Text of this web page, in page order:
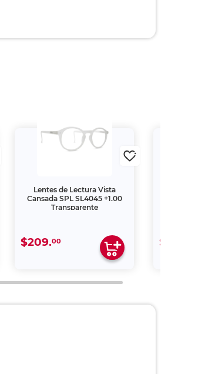
Lentes de Lectura Vista
Cansada SPL SL4045 +1.00
Transparente
$209.00 $209.